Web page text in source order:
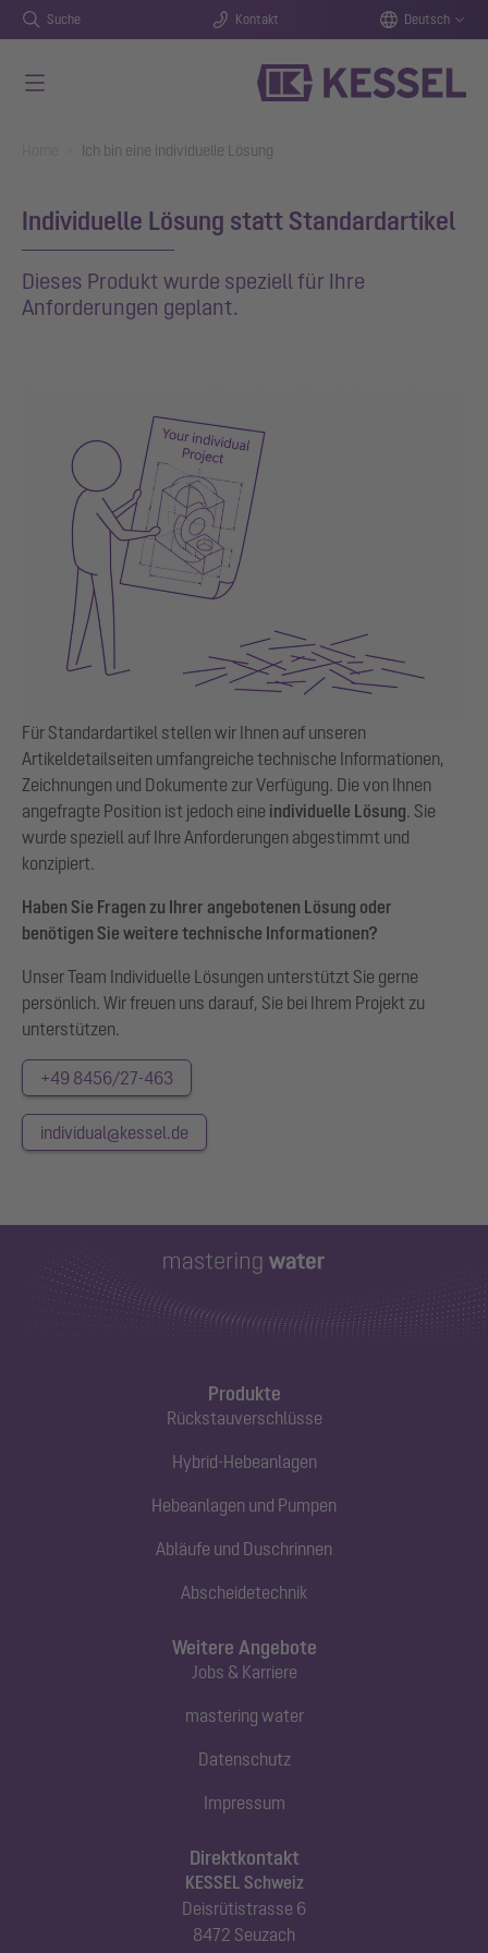
Suche Kontakt Deutsch
Ich bin eine individuelle Lösung
Individuelle Lösung statt Standardartikel
Dieses Produkt wurde speziell für Ihre
Anforderungen geplant.
Für Standardartikel stellen wir Ihnen auf unseren
Artikeldetailseiten umfangreiche technische Informationen,
Zeichnungen und Dokumente zur Verfügung. Die von Ihnen
angefragte Position ist jedoch eine individuelle Lösung. Sie
wurde speziell auf Ihre Anforderungen abgestimmt und
konzipiert.
Haben Sie Fragen zu Ihrer angebotenen Lösung oder
benötigen Sie weitere technische Informationen?
Unser Team Individuelle Lösungen unterstützt Sie gerne
persönlich. Wir freuen uns darauf, Sie bei Ihrem Projekt zu
unterstützen.
+49 8456/27-463
individual@kessel.de
Produkte
Rückstauverschlüsse
Hybrid-Hebeanlagen
Hebeanlagen und Pumpen
Abläufe und Duschrinnen
Abscheidetechnik
Direktkontakt
KESSEL Schweiz
Deisrütistrasse 6
8472 Seuzach
Weitere Angebote
Jobs & Karriere
mastering water
Datenschutz
Impressum